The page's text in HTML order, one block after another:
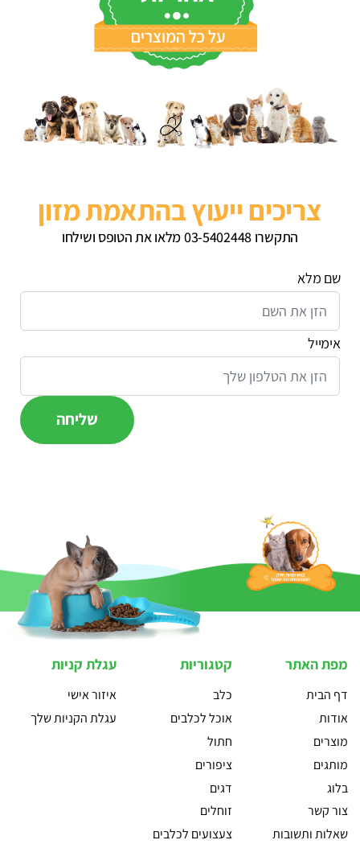
צריכים ייעוץ בהתאמת מזון
התקשרו 03-5402448 מלאו את הטופס ושילחו
שם מלא
אימייל
מפת האתר
דף הבית
אודות
מוצרים
מותגים
בלוג
צור קשר
שאלות ותשובות
קטגוריות
כלב
אוכל לכלבים
חתול
ציפורים
דגים
זוחלים
צעצועים לכלבים
עגלת קניות
איזור אישי
עגלת הקניות שלך